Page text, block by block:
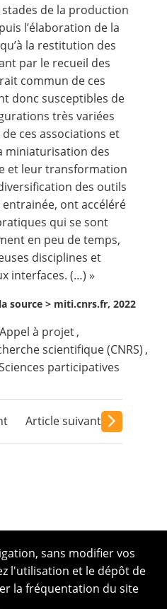
de la production
l’élaboration de la
la restitution des
par le recueil des
commun de ces
donc susceptibles de
très variées
ces associations et
miniaturisation des
et leur transformation
des outils
entrainée, ont accéléré
qui se sont
en peu de temps,
disciplines et
interfaces. (…) »
source > miti.cnrs.fr, 2022
Appel à projet,
scientifique (CNRS) ,
participatives
Article suivant
sans modifier vos
l'utilisation et le dépôt de
la fréquentation du site